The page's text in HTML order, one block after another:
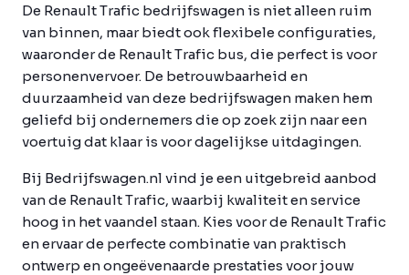
De Renault Trafic bedrijfswagen is niet alleen ruim
van binnen, maar biedt ook flexibele configuraties,
waaronder de Renault Trafic bus, die perfect is voor
personenvervoer. De betrouwbaarheid en
duurzaamheid van deze bedrijfswagen maken hem
geliefd bij ondernemers die op zoek zijn naar een
voertuig dat klaar is voor dagelijkse uitdagingen.
Bij Bedrijfswagen.nl vind je een uitgebreid aanbod
van de Renault Trafic, waarbij kwaliteit en service
hoog in het vaandel staan. Kies voor de Renault Trafic
en ervaar de perfecte combinatie van praktisch
ontwerp en ongeëvenaarde prestaties voor jouw